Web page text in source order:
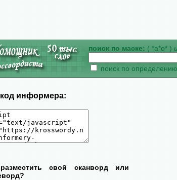
поиск по маске: ( *а*о* )
поиск по
код информера:
свой сканворд или